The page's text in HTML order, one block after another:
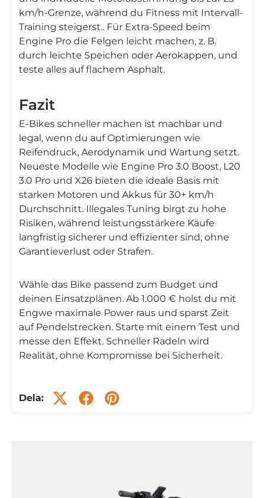
km/h-Grenze, während du Fitness mit Intervall-
Training steigerst.. Für Extra-Speed beim
Engine Pro die Felgen leicht machen, z. B.
durch leichte Speichen oder Aerokappen, und
teste alles auf flachem Asphalt.
Fazit
E-Bikes schneller machen ist machbar und
legal, wenn du auf Optimierungen wie
Reifendruck, Aerodynamik und Wartung setzt.
Neueste Modelle wie Engine Pro 3.0 Boost, L20
3.0 Pro und X26 bieten die ideale Basis mit
starken Motoren und Akkus für 30+ km/h
Durchschnitt. Illegales Tuning birgt zu hohe
Risiken, während leistungsstärkere Käufe
langfristig sicherer und effizienter sind, ohne
Garantieverlust oder Strafen.
Wähle das Bike passend zum Budget und
deinen Einsatzplänen. Ab 1.000 € holst du mit
Engwe maximale Power raus und sparst Zeit
auf Pendelstrecken. Starte mit einem Test und
messe den Effekt. Schneller Radeln wird
Realität, ohne Kompromisse bei Sicherheit.
Dela: